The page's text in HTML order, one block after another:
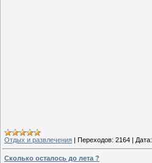
Отдых и развлечения | Переходов: 2164 | Дата:
Сколько осталось до лета ?